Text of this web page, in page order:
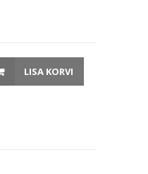
LISA KORVI